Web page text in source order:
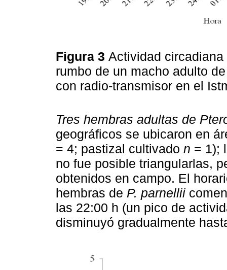
Figura 3 Actividad
rumbo de un macho adulto
con radio-transmisor en el
Tres hembras adultas de
geográficos se ubicaron en
= 4; pastizal cultivado n = 1);
no fue posible triangularlas,
obtenidos en campo. El
hembras de P. parnellii
las 22:00 h (un pico de
disminuyó gradualmente